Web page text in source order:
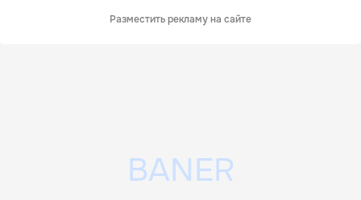
Разместить рекламу на сайте